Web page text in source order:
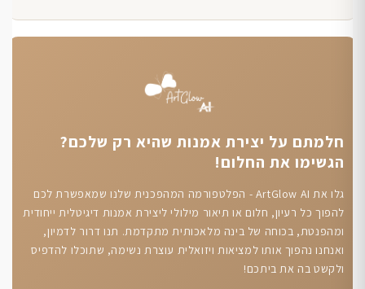
חלמתם על יצירת אמנות שהיא רק שלכם?
הגשימו את החלום!
גלו את ArtGlow AI - הפלטפורמה המהפכנית שלנו שמאפשרת לכם
להפוך כל רעיון, חלום או תיאור מילולי ליצירת אמנות דיגיטלית ייחודית
ומהפנטת, בכוחה של בינה מלאכותית מתקדמת. תנו דרור לדמיון,
ואנחנו נהפוך אותו למציאות ויזואלית עוצרת נשימה, שתוכלו להדפיס
ולקשט בה את ביתכם!